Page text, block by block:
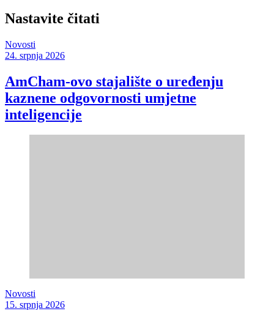
Nastavite čitati
Novosti
24. srpnja 2026
AmCham-ovo stajalište o uređenju
kaznene odgovornosti umjetne
inteligencije
Novosti
15. srpnja 2026